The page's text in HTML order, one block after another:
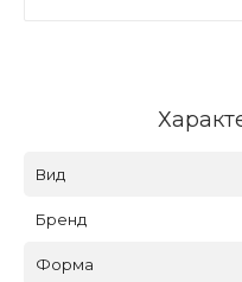
Вид
Бренд
Форма